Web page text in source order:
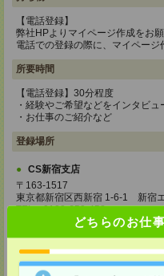
どちらのお仕
【電話登録】
弊社HPよりマイページ作成をお
電話での登録の際に、マイページ
所要時間
【電話登録】30分程度
・経験やご希望などをインタビュ
・お仕事のご紹介など
登録場所
CS新宿支店
〒163-1517
東京都新宿区西新宿 1-6-1 新宿
TEL：0120-659-458
CS立川支店
〒190-0012